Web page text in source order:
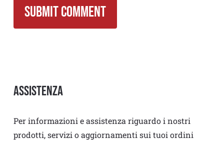
Assistenza
Per informazioni e assistenza riguardo i nostri
prodotti, servizi o aggiornamenti sui tuoi ordini